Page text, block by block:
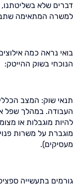
דברים שלא
למשרה המתאימה
בואי נראה כמה
הנוכחי בשוק ההייטק:
תנאי שוק: המצב
העבודה. במהלך שפל
להיות מוגבלות או
מוגברת על משרות
מעסיקים).
גורמים בתעשייה